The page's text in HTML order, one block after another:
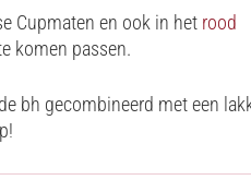
Cupmaten en ook in het rood
komen passen.
bh gecombineerd met een